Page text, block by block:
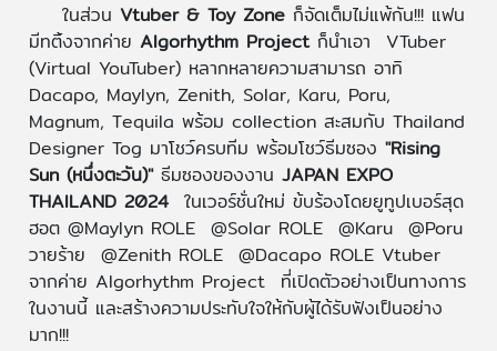
ในส่วน Vtuber & Toy Zone ก็จัดเต็มไม่แพ้กัน!!! แฟน
มีทติ้งจากค่าย Algorhythm Projectก็นำเอา VTuber
(Virtual YouTuber) หลากหลายความสามารถ อาทิ
Dacapo, Maylyn, Zenith, Solar, Karu, Poru,
Magnum, Tequila พร้อม collection สะสมกับ Thailand
Designer Tog มาโชว์ครบทีม พร้อมโชว์ธีมซอง "Rising
Sun (หนึ่งตะวัน)" ธีมซองของงาน JAPAN EXPO
THAILAND 2024 ในเวอร์ชั่นใหม่ ข้บร้องโดยยูทูปเบอร์สุด
ฮอต @Maylyn ROLE @Solar ROLE @Karu @Poru
วายร้าย @Zenith ROLE @Dacapo ROLE Vtuber
จากค่าย Algorhythm Project ที่เปิดตัวอย่างเป็นทางการ
ในงานนี้ และสร้างความประทับใจให้กับผู้ได้รับฟังเป็นอย่าง
มาก!!!